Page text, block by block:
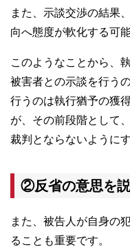
また、示談交渉の結果
向へ態度が軟化する可
このようなことから、
被害者との示談を行う
行うのは執行猶予の獲
が、その前段階として
裁判とならないように
②反省の意思を
また、被告人が自身の
ることも重要です。